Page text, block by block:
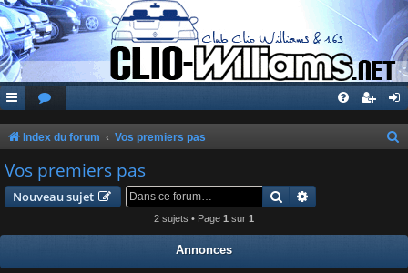
Index du forum Vos premiers pas
Vos premiers pas
Nouveau sujet Rechercher
2 sujets • Page 1 sur 1
Annonces